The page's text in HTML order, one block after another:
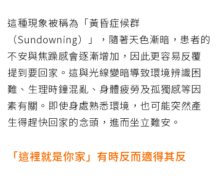
這種現象被稱為「黃昏症候群
（Sundowning）」，隨著天色漸暗，患者的
不安與焦躁感會逐漸增加，因此更容易反覆
提到要回家。這與光線變暗導致環境辨識困
難、生理時鐘混亂、身體疲勞及孤獨感等因
素有關。即使身處熟悉環境，也可能突然產
生得趕快回家的念頭，進而坐立難安。
「這裡就是你家」有時反而適得其反